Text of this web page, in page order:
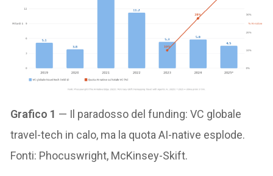
Grafico 1 — Il paradosso del funding: VC globale
travel-tech in calo, ma la quota AI-native esplode.
Fonti: Phocuswright, McKinsey-Skift.